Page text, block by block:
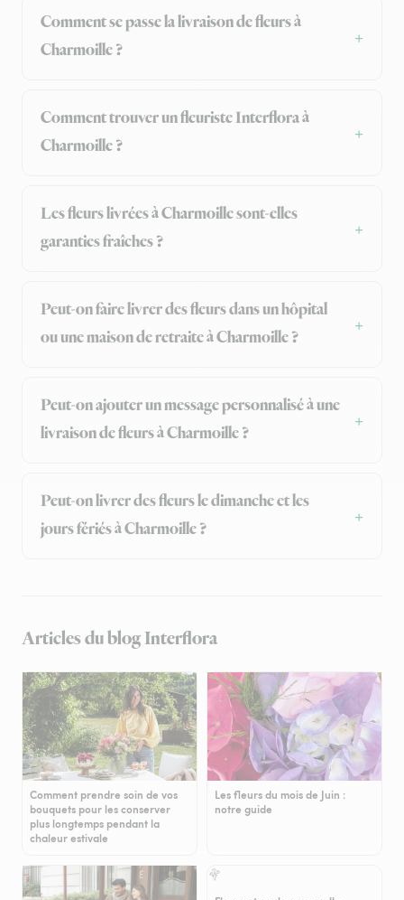
Comment se passe la livraison de fleurs à
Charmoille ?
Comment trouver un fleuriste Interflora à
Charmoille ?
Les fleurs livrées à Charmoille sont-elles
garanties fraîches ?
Peut-on faire livrer des fleurs dans un hôpital
ou une maison de retraite à Charmoille ?
Peut-on ajouter un message personnalisé à une
livraison de fleurs à Charmoille ?
Peut-on livrer des fleurs le dimanche et les
jours fériés à Charmoille ?
Articles du blog Interflora
Comment prendre soin de vos
bouquets pour les conserver
plus longtemps pendant la
chaleur estivale
Les fleurs du mois de Juin :
notre guide